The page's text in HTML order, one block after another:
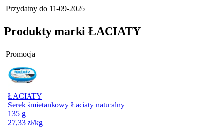
Przydatny do 11-09-2026
Produkty marki ŁACIATY
Promocja
ŁACIATY
Serek śmietankowy Łaciaty naturalny
135 g
27,33 zł/kg